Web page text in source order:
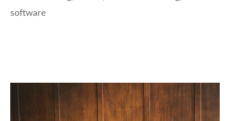
software